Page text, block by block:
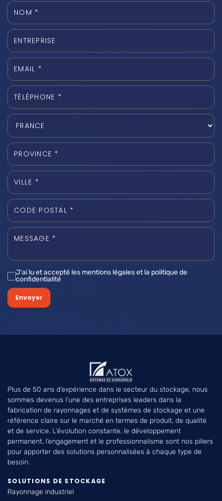
J'ai lu et accepté les mentions légales et la politique de
confidentialité
Envoyer
Plus de 50 ans d’expérience dans le secteur du stockage, nous
sommes devenus l’une des entreprises leaders dans la
fabrication de rayonnages et de systèmes de stockage et une
référence claire sur le marché en termes de produit, de qualité
et de service. L’évolution constante, le développement
permanent, l’engagement et le professionnalisme sont nos piliers
pour apporter des solutions personnalisées à chaque type de
besoin.
SOLUTIONS DE STOCKAGE
Rayonnage industriel